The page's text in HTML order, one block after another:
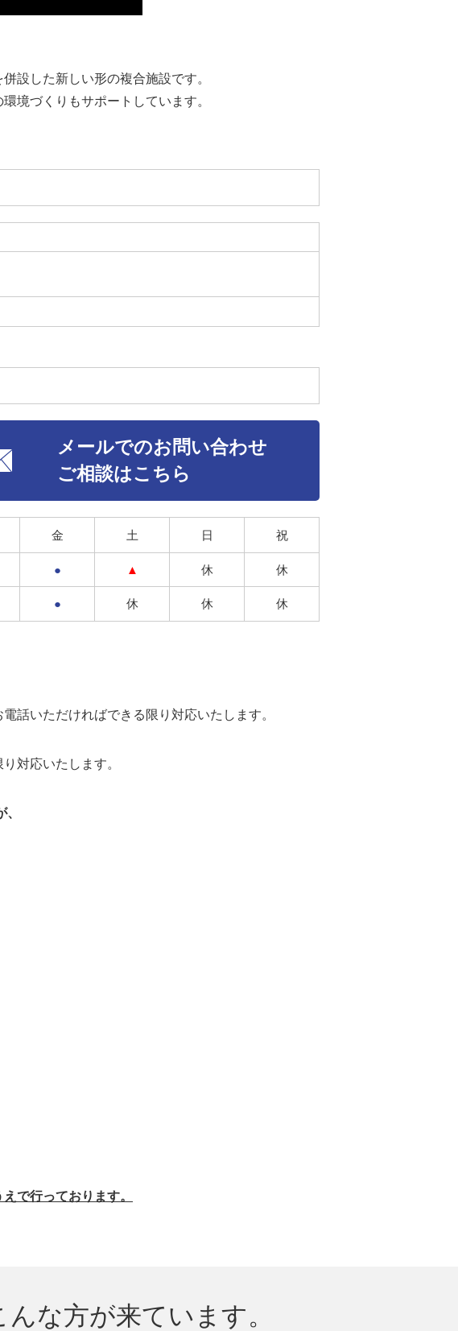
設した新しい形の複合施設です。
境づくりもサポートしています。
メールでのお問い合わせ
ご相談はこちら
金 土 日 祝
● ▲ 休 休
● 休 休 休
話いただければできる限り対応いたします。
対応いたします。
で行っております。
な方が来ています。